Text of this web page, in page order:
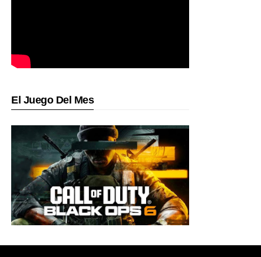
El Juego Del Mes